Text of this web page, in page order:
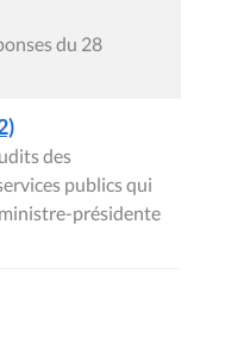
du 28
des
publics qui
présidente